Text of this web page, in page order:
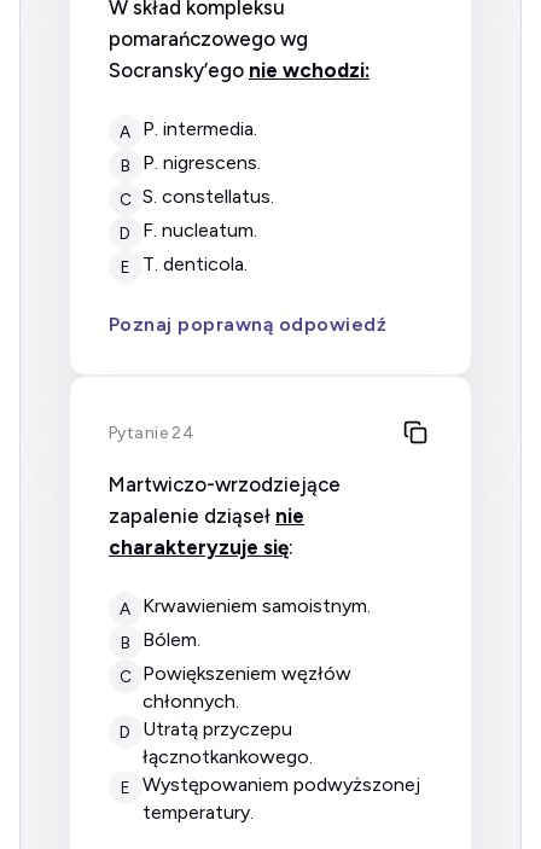
W skład kompleksu
pomarańczowego wg
Socransky’ego nie wchodzi:
A P. intermedia.
B P. nigrescens.
C S. constellatus.
D F. nucleatum.
E T. denticola.
Poznaj poprawną odpowiedź
Pytanie 24
Martwiczo-wrzodziejące
zapalenie dziąseł nie
charakteryzuje się:
A krwawieniem samoistnym.
B bólem.
C
powiększeniem węzłów
chłonnych.
D
utratą przyczepu
łącznotkankowego.
E
występowaniem podwyższonej
temperatury.